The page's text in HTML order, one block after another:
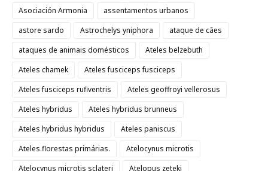
Asociación Armonia
assentamentos urbanos
astore sardo
Astrochelys yniphora
ataque de cães
ataques de animais domésticos
Ateles belzebuth
Ateles chamek
Ateles fusciceps fusciceps
Ateles fusciceps rufiventris
Ateles geoffroyi vellerosus
Ateles hybridus
Ateles hybridus brunneus
Ateles hybridus hybridus
Ateles paniscus
Ateles.florestas primárias.
Atelocynus microtis
Atelocynus microtis sclateri
Atelopus zeteki